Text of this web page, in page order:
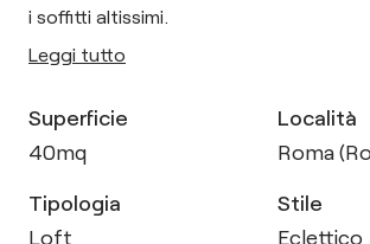
i soffitti altissimi.
Leggi tutto
Superficie
40mq
Località
Roma
Tipologia
Loft
Stile
Eclettico